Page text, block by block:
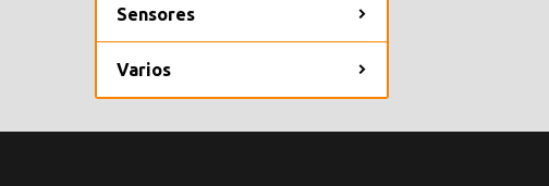
Sensores
Varios